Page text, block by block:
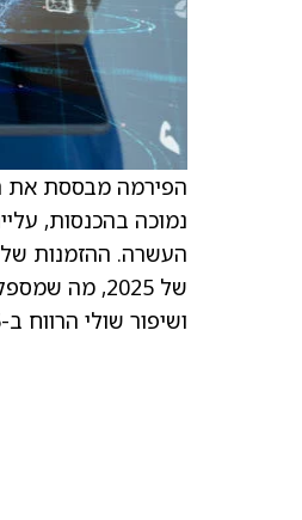
ושיפור שולי הרווח ב-2026 יעלו את הערכת השווי שלה.